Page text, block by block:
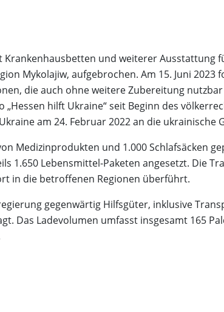
Krankenhausbetten und weiterer Ausstattung
Mykolajiw, aufgebrochen. Am 15. Juni 2023
die auch ohne weitere Zubereitung
„Hessen hilft Ukraine“ seit Beginn des
am 24. Februar 2022 an die ukrainische
Medizinprodukten und 1.000 Schlafsäcken
1.650 Lebensmittel-Paketen angesetzt. Die
in die betroffenen Regionen überführt.
gegenwärtig Hilfsgüter, inklusive
Das Ladevolumen umfasst insgesamt 165